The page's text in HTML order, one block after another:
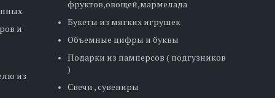
и
из
фруктов,овощей,мармелада
Букеты из мягких игрушек
Объемные цифры и буквы
Подарки из памперсов ( подгузников
)
Свечи , сувениры